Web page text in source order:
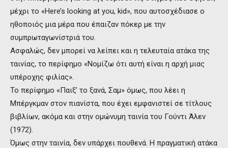
μέχρι το «Here’s looking at you, kid», που αυτοσχέδιασε ο
ηθοποιός μια μέρα που έπαιζαν πόκερ με την
συμπρωταγωνίστριά του.
Ασφαλώς, δεν μπορεί να λείπει και η τελευταία ατάκα της
ταινίας, το περίφημο «Νομίζω ότι αυτή είναι η αρχή μιας
υπέροχης φιλίας».
Το περίφημο «Παιξ’ το ξανά, Σαμ» όμως, που λέει η
Μπέργκμαν στον πιανίστα, που έχει εμφανιστεί σε τίτλους
βιβλίων, ακόμα και στην ομώνυμη ταινία του Γούντι Άλεν
(1972).
Όμως στην ταινία, δεν υπάρχει πουθενά. Η πραγματική ατάκα